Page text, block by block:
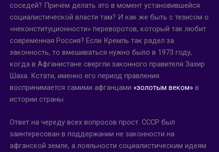
соседей? Причём делать это в момент установившейся
социалистической власти там? И как же быть с тезисом о
«неконституционности» переворотов, который так любит
современная Россия? Если Кремль так радел за
законность, то вмешиваться нужно было в 1973 году,
когда в Афганистане свергли законного правителя Захир
Шаха. Кстати, именно его период правления
воспринимается самими афганцами «золотым веком» в
истории страны.
Ответ на череду всех вопросов прост. СССР был
заинтересован в поддержании не законности на
афганской земле, а лояльности социалистическим идеям